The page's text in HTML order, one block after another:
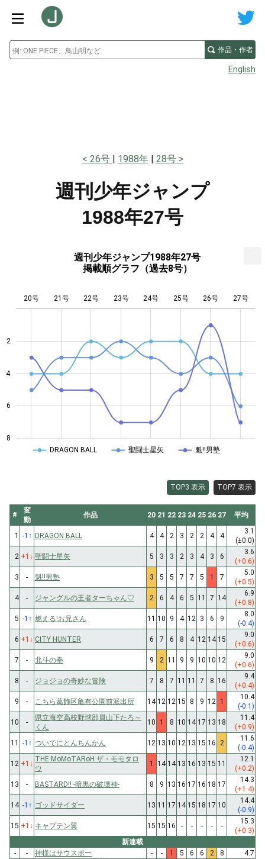
作品・作者
English
26号 1988年 28号
週刊少年ジャンプ
1988年27号
週刊少年ジャンプ1988年27号
掲載順グラフ（過去8号）
4
2
4
6
8
20号 21号 22号 23号 24号 25号 26号 27号
DRAGON BALL 聖闘士星矢 魁!!男塾
TOP3 表示 TOP7 表示
#
変
動
作品 20 21 22 23 24 25 26 27 平均
1 -1 ↑ DRAGON BALL 4 4 2 3 2 2 4 4
3.1
(±0.0)
2 +1 ↓ 聖闘士星矢 5 3 3 2 3 4 3 6
3.6
(+0.6)
3
- 魁!!男塾 3 5 5 7 7 5 1 7
5.0
(+0.5)
4
- ジャングルの王者ターちゃん♡ 2 6 4 6 5 11 7 14
6.9
(+0.8)
5 -1 ↑ 燃える!お兄さん 11 10 9 4 12 3 6 9
8.0
(-0.4)
6 +1 ↓ CITY HUNTER 6 7 6 8 4 12 14 15
9.0
(+0.6)
7
- 北斗の拳 9 2 11 9 9 10 10 12
9.0
(+0.6)
8
- ジョジョの奇妙な冒険 7 8 7 11 11 7 8 16
9.4
(+0.4)
9
- こちら葛飾区亀有公園前派出所 14 12 12 15 8 9 12 1
10.4
(-0.1)
10
-
県立海空高校野球部員山下たろ～
くん
10 1 8 10 14 17 13 18
11.4
(+0.9)
11
-1 ↑ ついでにとんちんかん 12 13 10 12 13 15 16 2
11.6
(-0.4)
12 +1 ↓
THE MoMoTARoH ザ・モモタロ
ウ
1 14 14 13 16 13 15 11
12.1
(+0.2)
13
- BASTARD!! -暗黒の破壊神- 8 9 13 16 17 16 18 17
14.3
(+1.4)
14 -1 ↑ ゴッドサイダー 13 11 17 14 15 18 17 10
14.4
(-0.9)
15 +1 ↓ キャプテン翼 15 15 16 - - - - -
15.3
(+0.3)
新連載
-
- 神様はサウスポー - - 1 5 6 6 2 8
4.7